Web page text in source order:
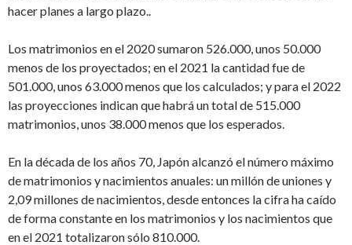
hacer planes a largo plazo..
Los matrimonios en el 2020 sumaron 526.000, unos 50.000
menos de los proyectados; en el 2021 la cantidad fue de
501.000, unos 63.000 menos que los calculados; y para el 2022
las proyecciones indican que habrá un total de 515.000
matrimonios, unos 38.000 menos que los esperados.
En la década de los años 70, Japón alcanzó el número máximo
de matrimonios y nacimientos anuales: un millón de uniones y
2,09 millones de nacimientos, desde entonces la cifra ha caído
de forma constante en los matrimonios y los nacimientos que
en el 2021 totalizaron sólo 810.000.